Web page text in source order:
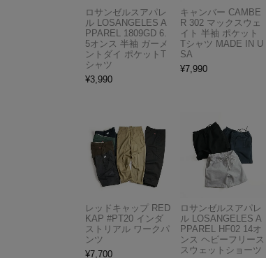
ロサンゼルスアパレ
ル LOSANGELES A
PPAREL 1809GD 6.
5オンス 半袖 ガーメ
ントダイ ポケットT
シャツ
¥3,990
キャンバー CAMBE
R 302 マックスウェ
イト 半袖 ポケット
Tシャツ MADE IN U
SA
¥7,990
レッドキャップ RED
KAP #PT20 インダ
ストリアル ワークパ
ンツ
¥7,700
ロサンゼルスアパレ
ル LOSANGELES A
PPAREL HF02 14オ
ンス ヘビーフリース
スウェットショーツ